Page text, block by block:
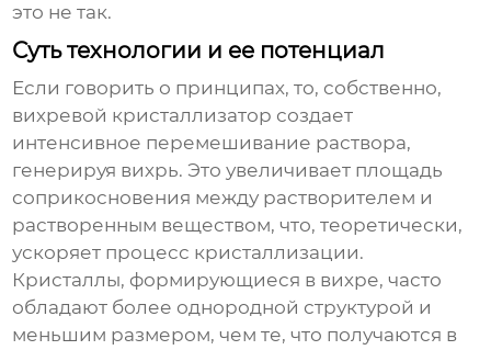
это не так.
Суть технологии и ее потенциал
Если говорить о принципах, то, собственно,
вихревой кристаллизатор создает
интенсивное перемешивание раствора,
генерируя вихрь. Это увеличивает площадь
соприкосновения между растворителем и
растворенным веществом, что, теоретически,
ускоряет процесс кристаллизации.
Кристаллы, формирующиеся в вихре, часто
обладают более однородной структурой и
меньшим размером, чем те, что получаются в